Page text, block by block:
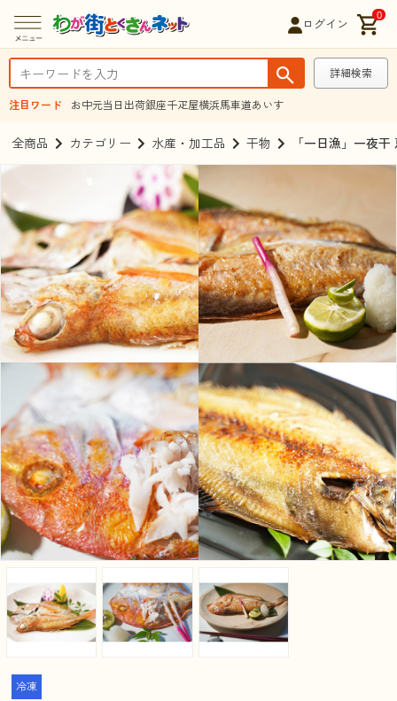
ログイン
0
詳細検索
注目ワード お中元当日出荷銀座千疋屋横浜馬車道あいす
全商品 カテゴリー 水産・加工品 干物 「一日漁」一夜
冷凍